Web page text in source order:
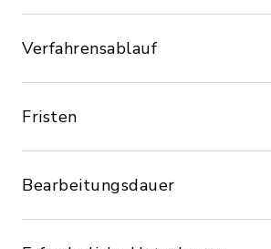
Verfahrensablauf
Fristen
Bearbeitungsdauer